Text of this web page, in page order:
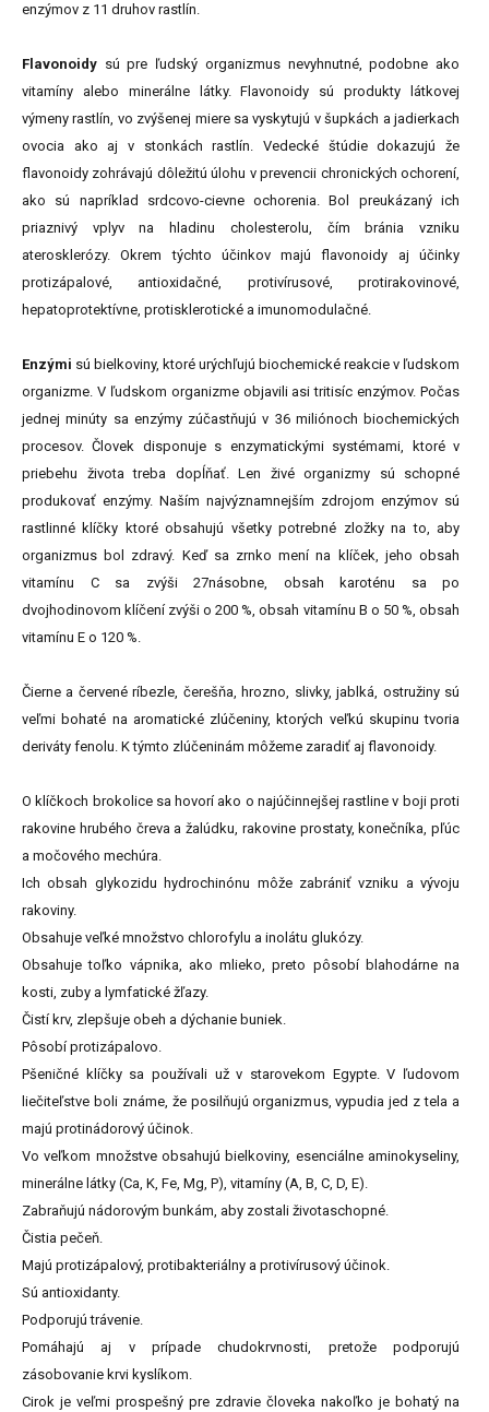
enzýmov z 11 druhov rastlín.
Flavonoidy sú pre ľudský organizmus nevyhnutné, podobne ako
vitamíny alebo minerálne látky. Flavonoidy sú produkty látkovej
výmeny rastlín, vo zvýšenej miere sa vyskytujú v šupkách a jadierkach
ovocia ako aj v stonkách rastlín. Vedecké štúdie dokazujú že
flavonoidy zohrávajú dôležitú úlohu v prevencii chronických ochorení,
ako sú napríklad srdcovo-cievne ochorenia. Bol preukázaný ich
priaznivý vplyv na hladinu cholesterolu, čím bránia vzniku
aterosklerózy. Okrem týchto účinkov majú flavonoidy aj účinky
protizápalové, antioxidačné, protivírusové, protirakovinové,
hepatoprotektívne, protisklerotické a imunomodulačné.
Enzými sú bielkoviny, ktoré urýchľujú biochemické reakcie v ľudskom
organizme. V ľudskom organizme objavili asi tritisíc enzýmov. Počas
jednej minúty sa enzýmy zúčastňujú v 36 miliónoch biochemických
procesov. Človek disponuje s enzymatickými systémami, ktoré v
priebehu života treba dopĺňať. Len živé organizmy sú schopné
produkovať enzýmy. Naším najvýznamnejším zdrojom enzýmov sú
rastlinné klíčky ktoré obsahujú všetky potrebné zložky na to, aby
organizmus bol zdravý. Keď sa zrnko mení na klíček, jeho obsah
vitamínu C sa zvýši 27násobne, obsah karoténu sa po
dvojhodinovom klíčení zvýši o 200 %, obsah vitamínu B o 50 %, obsah
vitamínu E o 120 %.
Čierne a červené ríbezle, čerešňa, hrozno, slivky, jablká, ostružiny sú
veľmi bohaté na aromatické zlúčeniny, ktorých veľkú skupinu tvoria
deriváty fenolu. K týmto zlúčeninám môžeme zaradiť aj flavonoidy.
O klíčkoch brokolice sa hovorí ako o najúčinnejšej rastline v boji proti
rakovine hrubého čreva a žalúdku, rakovine prostaty, konečníka, pľúc
a močového mechúra.
Ich obsah glykozidu hydrochinónu môže zabrániť vzniku a vývoju
rakoviny.
Obsahuje veľké množstvo chlorofylu a inolátu glukózy.
Obsahuje toľko vápnika, ako mlieko, preto pôsobí blahodárne na
kosti, zuby a lymfatické žľazy.
Čistí krv, zlepšuje obeh a dýchanie buniek.
Pôsobí protizápalovo.
Pšeničné klíčky sa používali už v starovekom Egypte. V ľudovom
liečiteľstve boli známe, že posilňujú organizmus, vypudia jed z tela a
majú protinádorový účinok.
Vo veľkom množstve obsahujú bielkoviny, esenciálne aminokyseliny,
minerálne látky (Ca, K, Fe, Mg, P), vitamíny (A, B, C, D, E).
Zabraňujú nádorovým bunkám, aby zostali životaschopné.
Čistia pečeň.
Majú protizápalový, protibakteriálny a protivírusový účinok.
Sú antioxidanty.
Podporujú trávenie.
Pomáhajú aj v prípade chudokrvnosti, pretože podporujú
zásobovanie krvi kyslíkom.
Cirok je veľmi prospešný pre zdravie človeka nakoľko je bohatý na